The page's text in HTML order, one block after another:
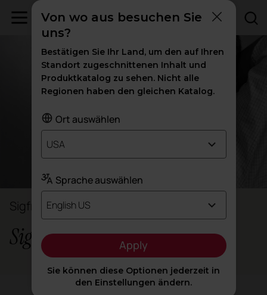
Sigfrido Bilbao
Sigfrido Bilbao
Von wo aus besuchen Sie
uns?
Bestätigen Sie Ihr Land, um den auf Ihren
Standort zugeschnittenen Inhalt und
Produktkatalog zu sehen. Nicht alle
Regionen haben den gleichen Katalog.
Ort auswählen
USA
Sprache auswählen
English US
Apply
Sie können diese Optionen jederzeit in
den Einstellungen ändern.